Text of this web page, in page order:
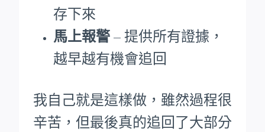
存下來
馬上報警 – 提供所有證據，
越早越有機會追回
我自己就是這樣做，雖然過程很
辛苦，但最後真的追回了大部分